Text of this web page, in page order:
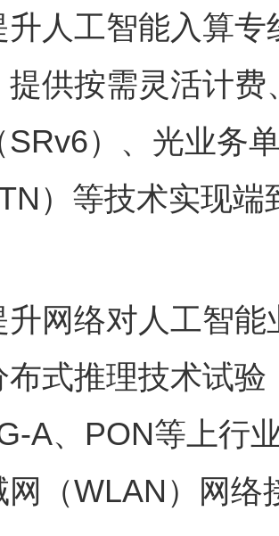
工智能入算专
提供按需灵活计
SRv6）、光业务
）等技术实现
络对人工智能
布式推理技术试
A、PON等上行
网（WLAN）网络